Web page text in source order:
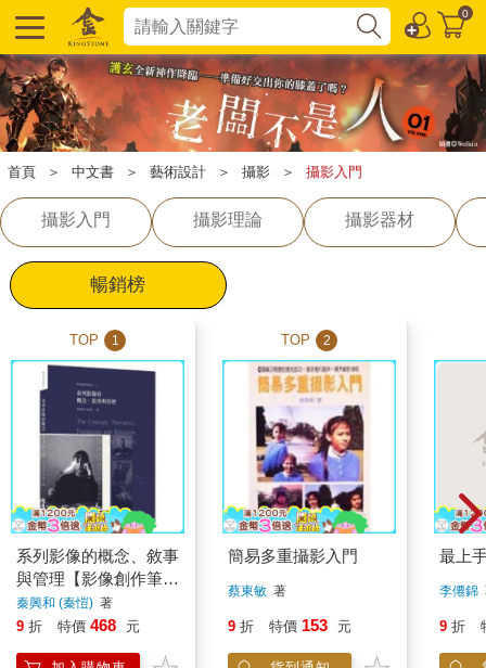
0
首頁 ＞ 中文書 ＞ 藝術設計 ＞ 攝影 ＞ 攝影入門
攝影入門 攝影理論 攝影器材
暢銷榜
TOP 1
系列影像的概念、敘事
與管理【影像創作筆記
（一）】
秦興和 (秦愷) 著
9 折 特價 468 元
TOP 2
簡易多重攝影入門
蔡東敏 著
9 折 特價 153 元
最上
李僊錦
9 折